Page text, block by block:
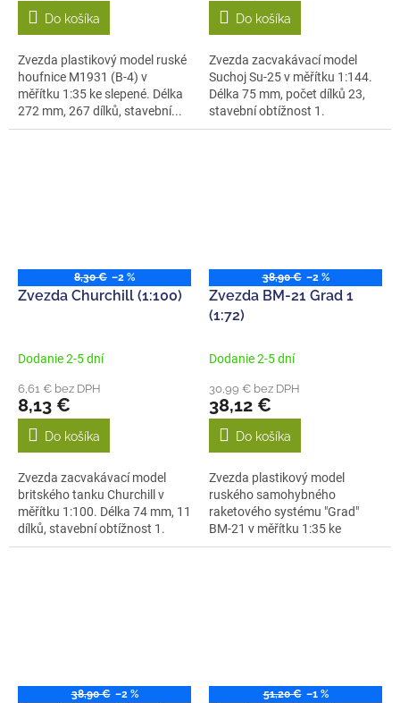
Do košíka
Zvezda plastikový model ruské
houfnice M1931 (B-4) v
měřítku 1:35 ke slepené. Délka
272 mm, 267 dílků, stavební...
Do košíka
Zvezda zacvakávací model
Suchoj Su-25 v měřítku 1:144.
Délka 75 mm, počet dílků 23,
stavební obtížnost 1.
8,30 € –2 %
Zvezda Churchill (1:100)
Dodanie 2-5 dní
6,61 € bez DPH
8,13 €
Do košíka
Zvezda zacvakávací model
britského tanku Churchill v
měřítku 1:100. Délka 74 mm, 11
dílků, stavební obtížnost 1.
38,90 € –2 %
Zvezda BM-21 Grad 1
(1:72)
Dodanie 2-5 dní
30,99 € bez DPH
38,12 €
Do košíka
Zvezda plastikový model
ruského samohybného
raketového systému "Grad"
BM-21 v měřítku 1:35 ke
slepení. Stavebnice...
38,90 € –2 % 51,20 € –1 %